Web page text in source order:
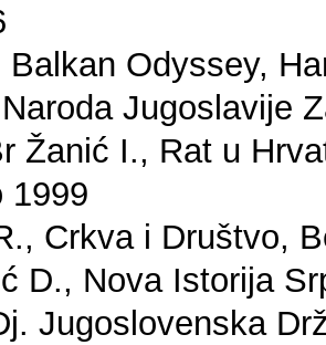
Balkan Odyssey,
Jugoslavije
Žanić I., Rat u
1999
Crkva i Društvo,
D., Nova Istorija
Jugoslovenska